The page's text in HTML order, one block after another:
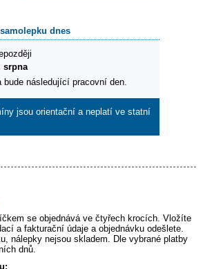
dnes
srpna
bude následující pracovní den.
jsou orientační a neplatí ve statní
se objednává ve čtyřech krocích. Vložíte
a fakturační údaje a objednávku odešlete.
nálepky nejsou skladem. Dle vybrané platby
dnů.